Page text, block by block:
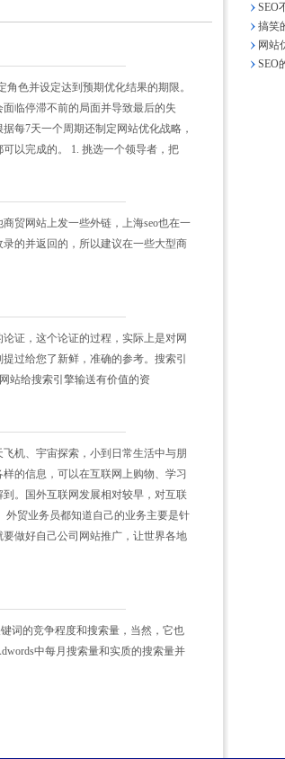
色并设定达到预期优化结果的期限。
临停滞不前的局面并导致最后的失
每7天一个周期还制定网站优化战略，
以完成的。 1. 挑选一个领导者，把
贸网站上发一些外链，上海seo也在一
的并返回的，所以建议在一些大型商
证，这个论证的过程，实际上是对网
过给您了新鲜，准确的参考。搜索引
站给搜索引擎输送有价值的资
机、宇宙探索，小到日常生活中与朋
的信息，可以在互联网上购物、学习
。国外互联网发展相对较早，对互联
外贸业务员都知道自己的业务主要是针
做好自己公司网站推广，让世界各地
词的竞争程度和搜索量，当然，它也
中每月搜索量和实质的搜索量并
SEO
搞笑
网站
SEO